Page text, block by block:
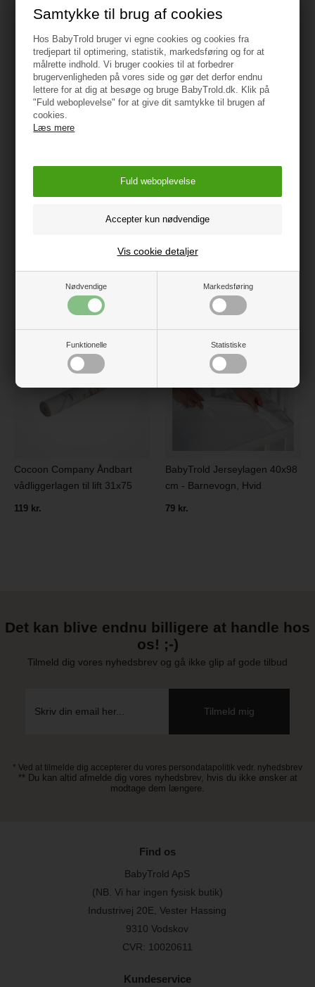
Samtykke til brug af cookies
Hos BabyTrold bruger vi egne cookies og cookies fra
tredjepart til optimering, statistik, markedsføring og for at
målrette indhold. Vi bruger cookies til at forbedrer
brugervenligheden på vores side og gør det derfor endnu
lettere for at dig at besøge og bruge BabyTrold.dk. Klik på
"Fuld weboplevelse" for at give dit samtykke til brugen af
cookies.
Læs mere
Nødvendige Markedsføring
Funktionelle Statistiske
Vis cookie detaljer
Advarsel - kvælningsfare
Opbevar plastikemballage utilgængeligt for børn
Oprindelsesland: Kina
Importør:
BabyTrold Aps
Koldsmindevej 5
9240 Nibe
Vejledning
Måske er du også interesseret i
følgende produkter
Cocoon Company Åndbart
vådliggerlagen til lift 31x75
119 kr.
BabyTrold Jerseylagen 40x98
cm - Barnevogn, Hvid
79 kr.
Det kan blive endnu billigere at handle hos
os! ;-)
Tilmeld dig vores nyhedsbrev og gå ikke glip af gode tilbud
* Ved at tilmelde dig accepterer du vores persondatapolitik vedr. nyhedsbrev
** Du kan altid afmelde dig vores nyhedsbrev, hvis du ikke ønsker at
modtage dem længere.
Find os
BabyTrold ApS
(NB. Vi har ingen fysisk butik)
Industrivej 20E, Vester Hassing
9310 Vodskov
CVR: 10020611
Kundeservice